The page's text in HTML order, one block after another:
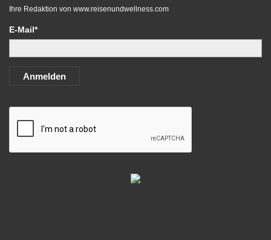
Ihre Redaktion von www.reisenundwellness.com
E-Mail*
Anmelden